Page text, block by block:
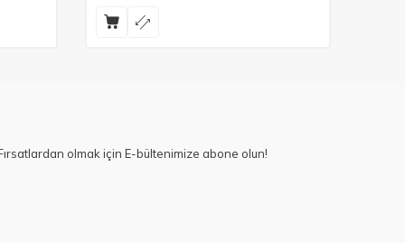
olmak için E-bültenimize abone olun!